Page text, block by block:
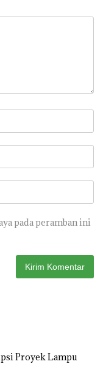
pada peramban ini
Proyek Lampu